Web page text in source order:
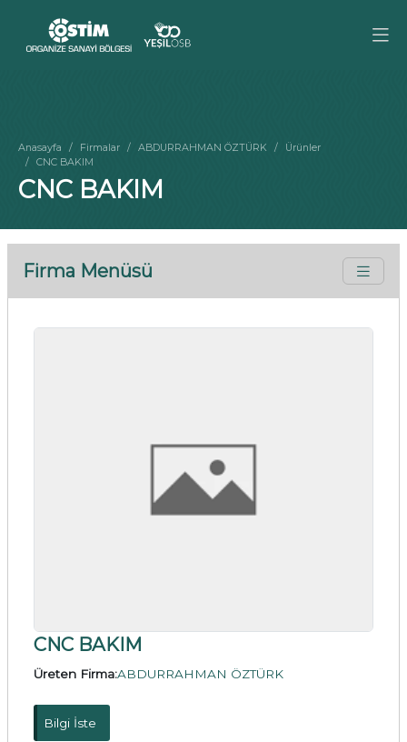
Anasayfa Firmalar ABDURRAHMAN ÖZTÜRK
Ürünler
CNC BAKIM
CNC BAKIM
Firma Menüsü
CNC BAKIM
Üreten Firma:ABDURRAHMAN ÖZTÜRK
Bilgi İste